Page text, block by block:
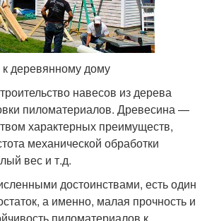
деревянному дому
навесов из дерева
пиломатериалов. Древесина —
характерных преимуществ,
механической обработки
вес и т.д.
достоинствами, есть один
а именно, малая прочность и